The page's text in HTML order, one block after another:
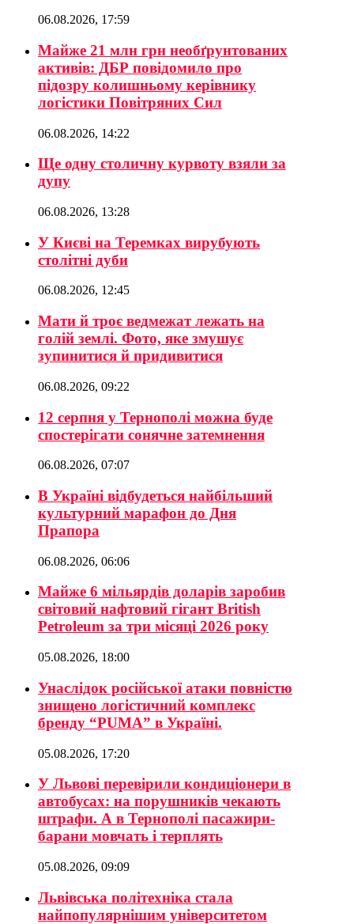
06.08.2026, 17:59
Майже 21 млн грн необґрунтованих
активів: ДБР повідомило про
підозру колишньому керівнику
логістики Повітряних Сил
06.08.2026, 14:22
Ще одну столичну курвоту взяли за
дупу
06.08.2026, 13:28
У Києві на Теремках вирубують
столітні дуби
06.08.2026, 12:45
Мати й троє ведмежат лежать на
голій землі. Фото, яке змушує
зупинитися й придивитися
06.08.2026, 09:22
12 серпня у Тернополі можна буде
спостерігати сонячне затемнення
06.08.2026, 07:07
В Україні відбудеться найбільший
культурний марафон до Дня
Прапора
06.08.2026, 06:06
Майже 6 мільярдів доларів заробив
світовий нафтовий гігант British
Petroleum за три місяці 2026 року
05.08.2026, 18:00
Унаслідок російської атаки повністю
знищено логістичний комплекс
бренду “PUMA” в Україні.
05.08.2026, 17:20
У Львові перевірили кондиціонери в
автобусах: на порушників чекають
штрафи. А в Тернополі пасажири-
барани мовчать і терплять
05.08.2026, 09:09
Львівська політехніка стала
найпопулярнішим університетом